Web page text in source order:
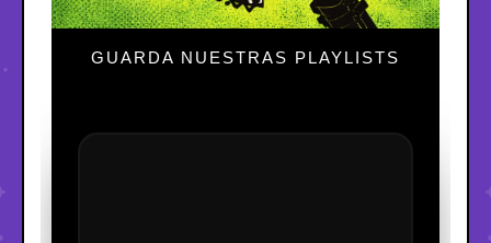
GUARDA NUESTRAS PLAYLISTS